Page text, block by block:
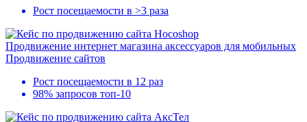
Рост посещаемости в >3 раза
Продвижение интернет магазина аксессуаров для мобильных
Продвижение сайтов
Рост посещаемости в 12 раз
98% запросов топ-10